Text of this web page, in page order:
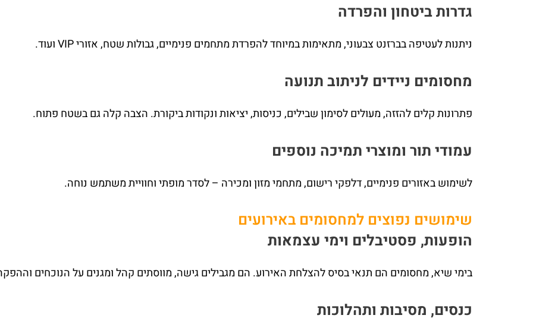
גדרות ביטחון והפרדה
ניתנות לעטיפה בברזנט צבעוני, מתאימות במיוחד להפרדת מתחמים פנימיים, גבולות שטח, אזורי VIP ועוד.
מחסומים ניידים לניתוב תנועה
פתרונות קלים להזזה, מעולים לסימון שבילים, כניסות, יציאות ונקודות ביקורת. הצבה קלה גם בשטח פתוח.
עמודי תור ומוצרי תמיכה נוספים
לשימוש באזורים פנימיים, דלפקי רישום, מתחמי מזון ומכירה – לסדר מופתי וחוויית משתמש נוחה.
שימושים נפוצים למחסומים באירועים
הופעות, פסטיבלים וימי עצמאות
בימי שיא, מחסומים הם תנאי בסיס להצלחת האירוע. הם מגבילים גישה, מווסתים קהל ומגנים על הנוכחים
כנסים, מסיבות ותהלוכות